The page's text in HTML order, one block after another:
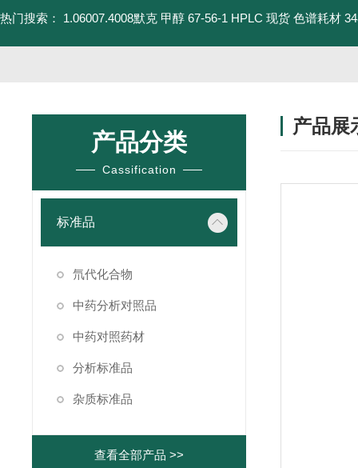
热门搜索： 1.06007.4008默克 甲醇 67-56-1 HPLC 现货 色谱耗材
产品分类
Cassification
标准品
氘代化合物
中药分析对照品
中药对照药材
分析标准品
杂质标准品
查看全部产品 >>
产品展